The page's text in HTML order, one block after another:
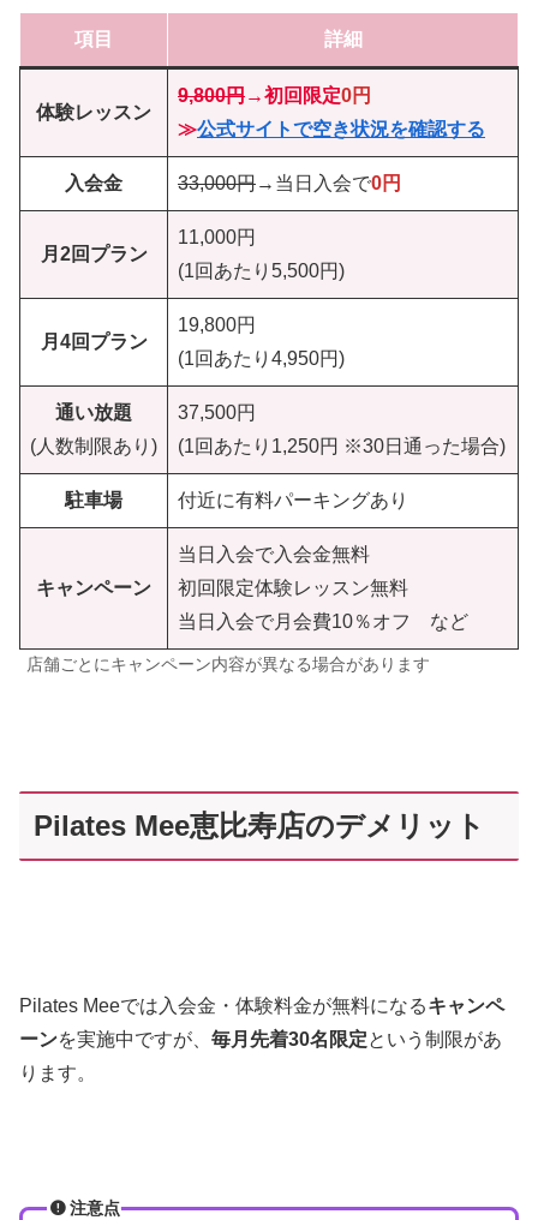
項目 詳細
体験レッスン
9,800円→初回限定0円
≫公式サイトで空き状況を確認する
入会金 33,000円→当日入会で0円
月2回プラン
11,000円
(1回あたり5,500円)
月4回プラン
19,800円
(1回あたり4,950円)
通い放題
(人数制限あり)
37,500円
(1回あたり1,250円 ※30日通った場合)
駐車場 付近に有料パーキングあり
キャンペーン
当日入会で入会金無料
初回限定体験レッスン無料
当日入会で月会費10％オフ など
店舗ごとにキャンペーン内容が異なる場合があります
Pilates Mee恵比寿店のデメリット
Pilates Meeでは入会金・体験料金が無料になるキャンペ
ーンを実施中ですが、 毎月先着30名限定という制限があ
ります。
注意点